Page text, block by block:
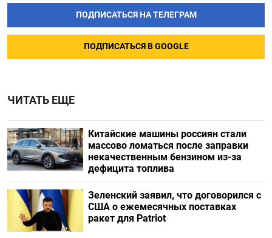
ПОДПИСАТЬСЯ НА ТЕЛЕГРАМ
ПОДПИСАТЬСЯ В GOOGLE
ЧИТАТЬ ЕЩЕ
Китайские машины россиян стали
массово ломаться после заправки
некачественным бензином из-за
дефицита топлива
Зеленский заявил, что договорился с
США о ежемесячных поставках
ракет для Patriot